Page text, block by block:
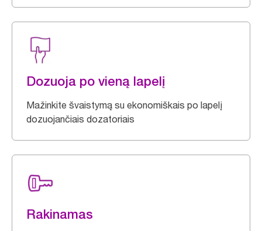
Dozuoja po vieną lapelį
Mažinkite švaistymą su ekonomiškais po lapelį
dozuojančiais dozatoriais
Rakinamas